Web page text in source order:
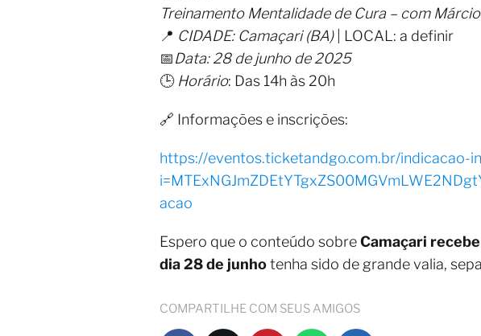
Treinamento Mentalidade de Cura – com
📍 CIDADE: Camaçari (BA)| LOCAL: a definir
📅Data: 28 de junho de 2025
🕒 Horário: Das 14h às 20h
🔗 Informações e inscrições:
https://eventos.ticketandgo.com.br/indicacao-
acao
Espero que o conteúdo sobreCamaçari
dia 28 de junhotenha sido de grande valia,
COMPARTILHE COM SEUS AMIGOS